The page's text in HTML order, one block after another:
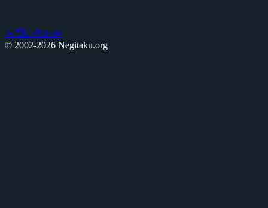
お問い合わせ
© 2002-2026 Negitaku.org